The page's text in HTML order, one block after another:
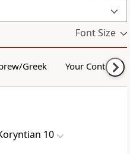
Font Size
Greek Your Content
10